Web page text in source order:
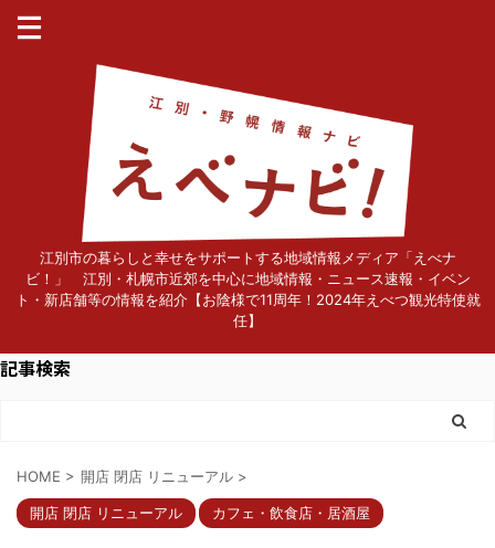
江別市の暮らしと幸せをサポートする地域情報メディア「えべナ
ビ！」 江別・札幌市近郊を中心に地域情報・ニュース速報・イベン
ト・新店舗等の情報を紹介【お陰様で11周年！2024年えべつ観光特使就
任】
記事検索
HOME > 開店 閉店 リニューアル >
開店 閉店 リニューアル カフェ・飲食店・居酒屋